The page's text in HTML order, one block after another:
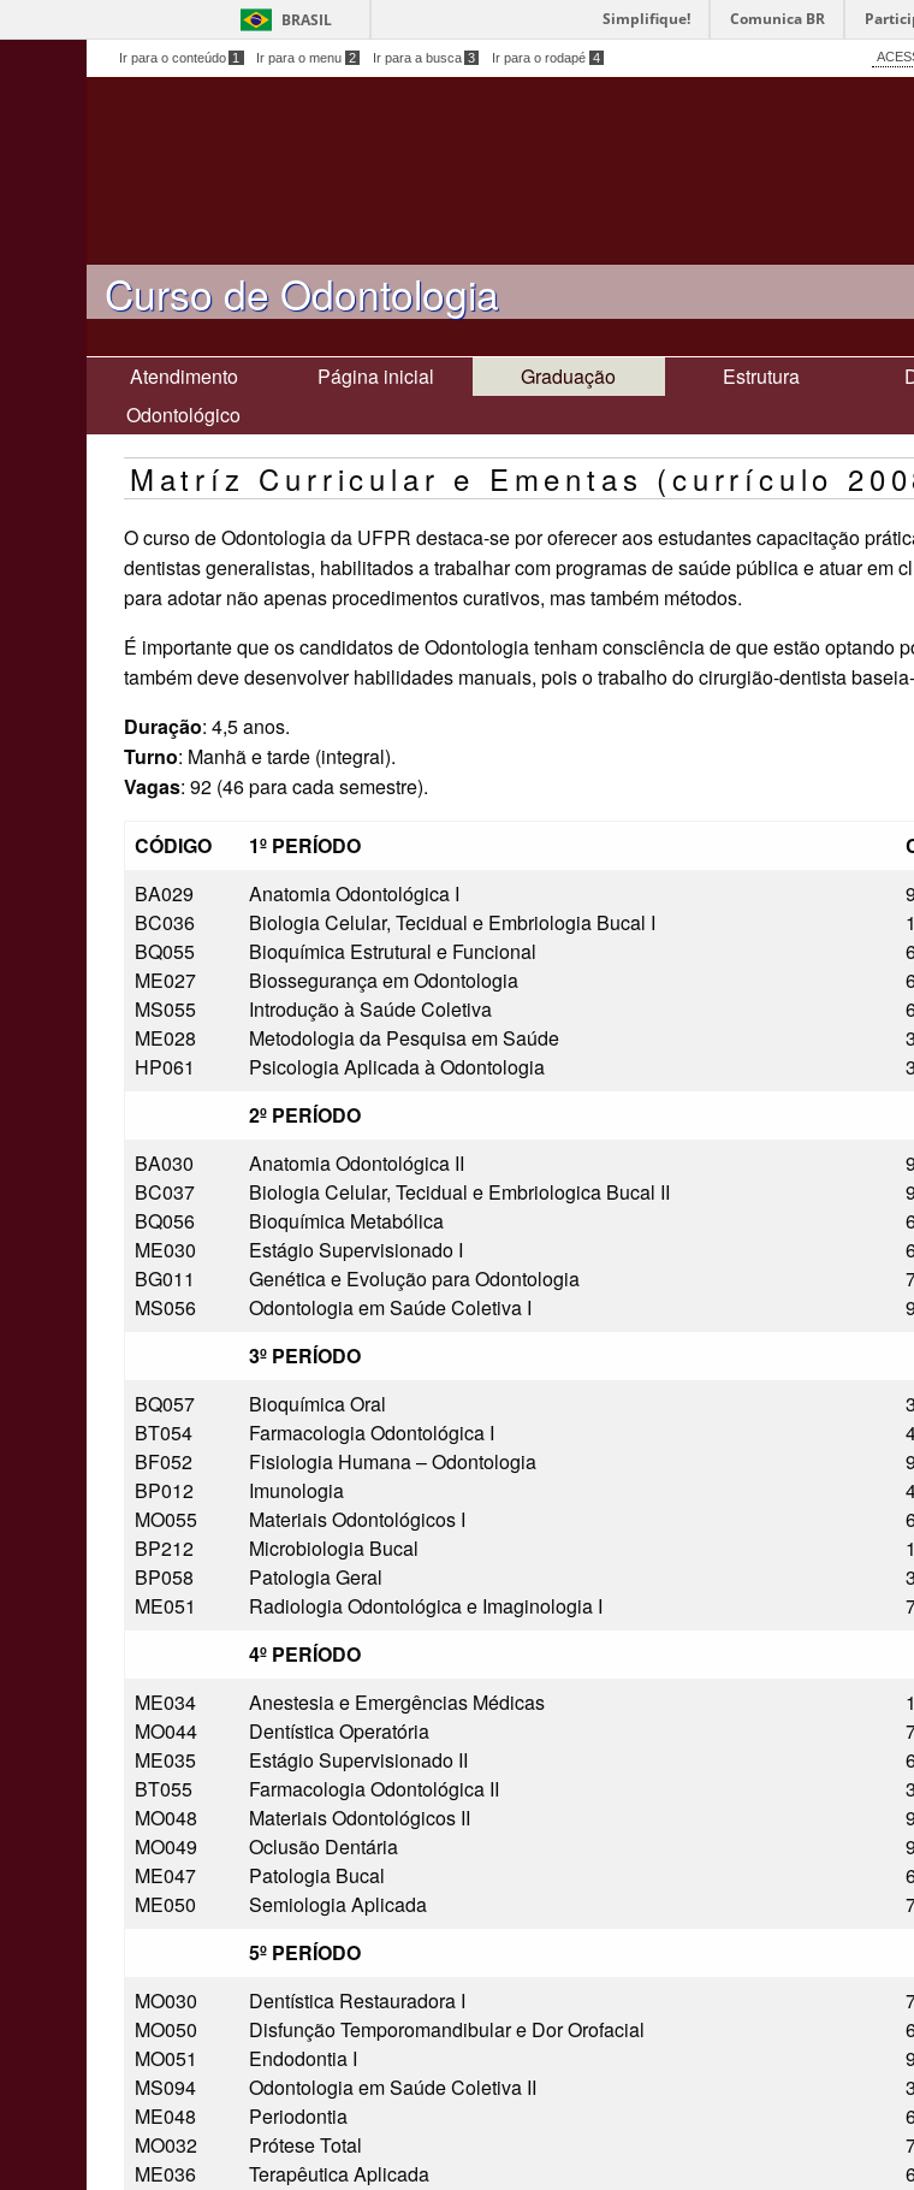
BRASIL Simplifique! Comunica BR
Ir para o conteúdo 1 Ir para o menu 2 Ir para a busca 3 Ir para o rodapé 4
Curso de Odontologia
Atendimento
Odontológico
Página inicial Graduação Estrutura
Matríz Curricular e Ementas (currículo
O curso de Odontologia da UFPR destaca-se por oferecer aos estudantes capacitação
dentistas generalistas, habilitados a trabalhar com programas de saúde pública e atuar
para adotar não apenas procedimentos curativos, mas também métodos.
É importante que os candidatos de Odontologia tenham consciência de que estão optando
também deve desenvolver habilidades manuais, pois o trabalho do cirurgião-dentista
Duração: 4,5 anos.
Turno: Manhã e tarde (integral).
Vagas: 92 (46 para cada semestre).
CÓDIGO 1º PERÍODO
BA029
BC036
BQ055
ME027
MS055
ME028
HP061
Anatomia Odontológica I
Biologia Celular, Tecidual e Embriologia Bucal I
Bioquímica Estrutural e Funcional
Biossegurança em Odontologia
Introdução à Saúde Coletiva
Metodologia da Pesquisa em Saúde
Psicologia Aplicada à Odontologia
2º PERÍODO
BA030
BC037
BQ056
ME030
BG011
MS056
Anatomia Odontológica II
Biologia Celular, Tecidual e Embriologica Bucal II
Bioquímica Metabólica
Estágio Supervisionado I
Genética e Evolução para Odontologia
Odontologia em Saúde Coletiva I
3º PERÍODO
BQ057
BT054
BF052
BP012
MO055
BP212
BP058
ME051
Bioquímica Oral
Farmacologia Odontológica I
Fisiologia Humana – Odontologia
Imunologia
Materiais Odontológicos I
Microbiologia Bucal
Patologia Geral
Radiologia Odontológica e Imaginologia I
4º PERÍODO
ME034
MO044
ME035
BT055
MO048
MO049
ME047
ME050
Anestesia e Emergências Médicas
Dentística Operatória
Estágio Supervisionado II
Farmacologia Odontológica II
Materiais Odontológicos II
Oclusão Dentária
Patologia Bucal
Semiologia Aplicada
5º PERÍODO
MO030
MO050
MO051
MS094
ME048
MO032
ME036
Dentística Restauradora I
Disfunção Temporomandibular e Dor Orofacial
Endodontia I
Odontologia em Saúde Coletiva II
Periodontia
Prótese Total
Terapêutica Aplicada